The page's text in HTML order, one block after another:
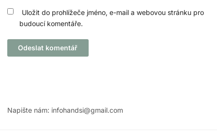
Uložit do prohlížeče jméno, e-mail a webovou stránku pro
budoucí komentáře.
Napište nám: infohandsi@gmail.com